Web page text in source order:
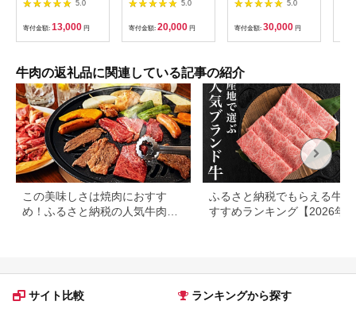
【1397674】
5.0
寄付金額: 13,000 円
ランド牛 JGAP家
畜・畜産物 農場
HACCP認証農場 牛肉
肉 高級 人気 おすすめ
日本三大和牛 松阪 松
坂牛 松坂 モモ ビーフ
シチュー カレー 霜降
り 三重県 多気町 SS-
32
5.0
寄付金額: 20,000 円
分けで使い勝手も◎
5.0
寄付金額: 30,000 円
牛肉の返礼品に関連している記事の紹介
この美味しさは焼肉におすす
め！ふるさと納税の人気牛肉還
ふるさと納税でもらえる牛肉
すすめランキング【2026年
サイト比較 ランキングから探す